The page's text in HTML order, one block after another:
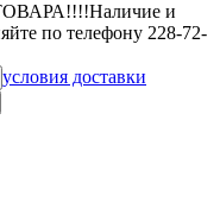
и
по телефону 228-72-
условия доставки